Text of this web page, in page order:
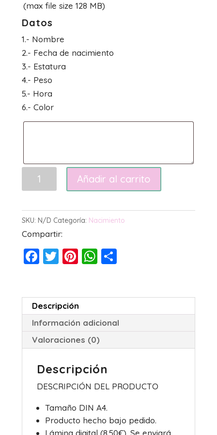
(max file size 128 MB)
Datos
1.- Nombre
2.- Fecha de nacimiento
3.- Estatura
4.- Peso
5.- Hora
6.- Color
Natalicio
Añadir al carrito
SKU: N/D Categoría: Nacimiento
Compartir:
F
e
b
o
o
k
T
er
Pi
e
st
W
s
A
p
p
C
p
ar
tir
Descripción
Información adicional
Valoraciones (0)
Descripción
DESCRIPCIÓN DEL PRODUCTO
Tamaño DIN A4.
Producto hecho bajo pedido.
Lámina digital (8.50€). Se enviará